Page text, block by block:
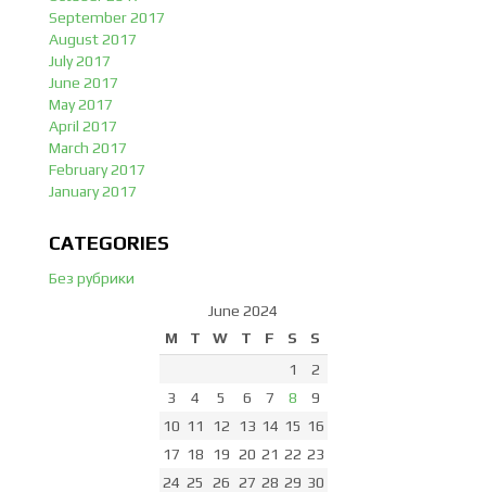
September 2017
August 2017
July 2017
June 2017
May 2017
April 2017
March 2017
February 2017
January 2017
CATEGORIES
Без рубрики
June 2024
M
T W T F S
S
1
2
3
4 5 6 7 8
9
10 11 12 13 14 15 16
17 18 19 20 21 22 23
24 25 26 27 28 29 30